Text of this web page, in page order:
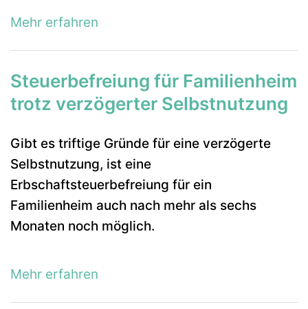
Mehr erfahren
Steuerbefreiung für Familienheim
trotz verzögerter Selbstnutzung
Gibt es triftige Gründe für eine verzögerte
Selbstnutzung, ist eine
Erbschaftsteuerbefreiung für ein
Familienheim auch nach mehr als sechs
Monaten noch möglich.
Mehr erfahren